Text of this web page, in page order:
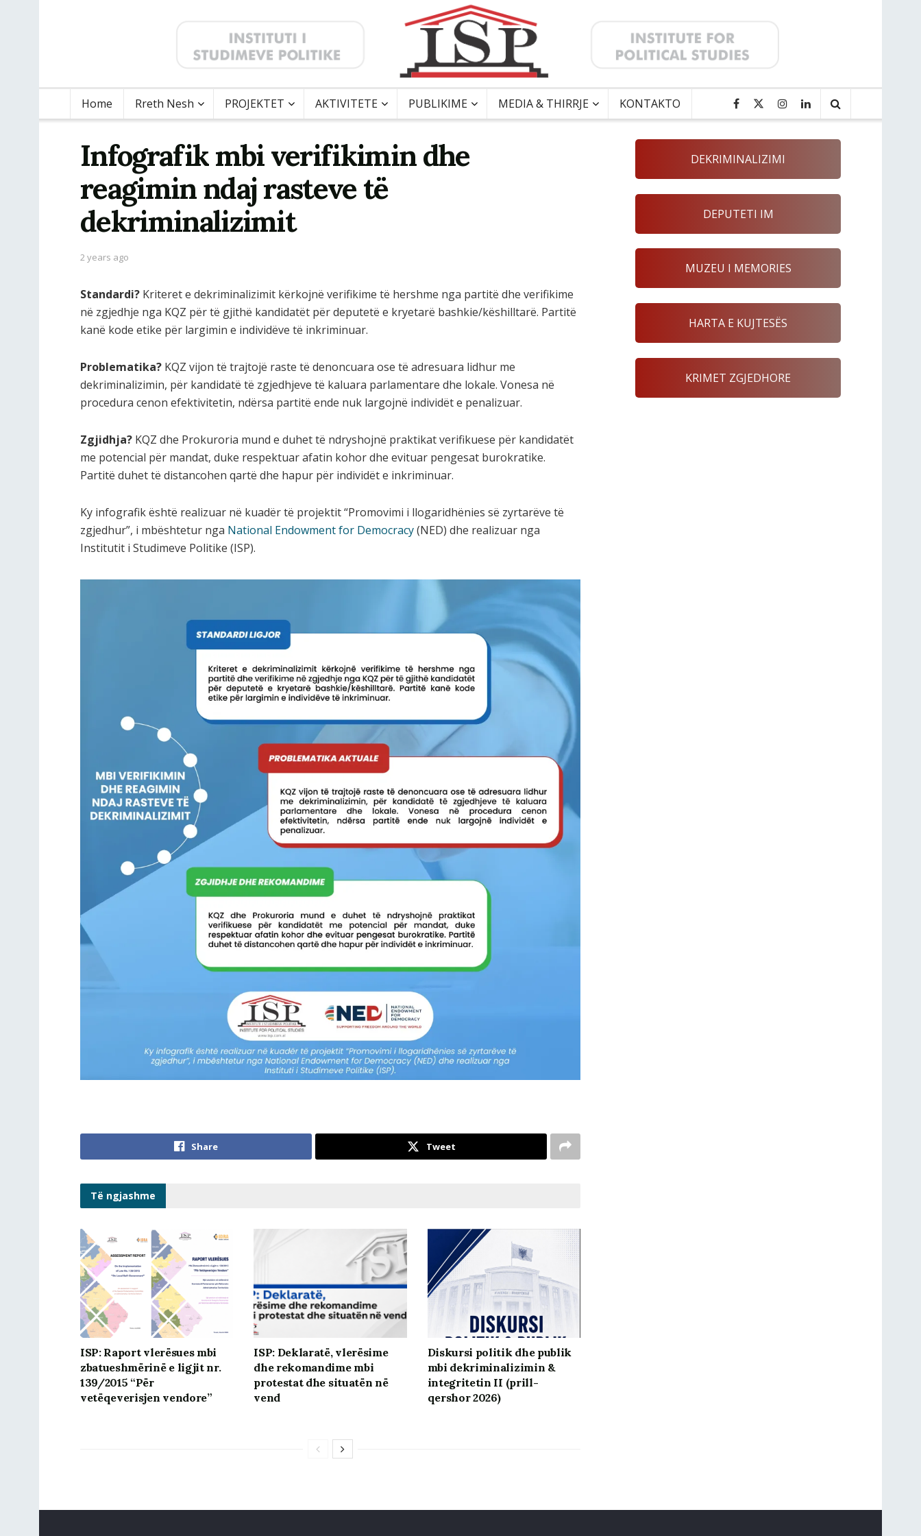
Home Rreth Nesh PROJEKTET AKTIVITETE PUBLIKIME MEDIA & THIRRJE KONTAKTO
Infografik mbi verifikimin dhe
reagimin ndaj rasteve të
dekriminalizimit
2 years ago
Standardi? Kriteret e dekriminalizimit kërkojnë verifikime të hershme nga partitë dhe verifikime
në zgjedhje nga KQZ për të gjithë kandidatët për deputetë e kryetarë bashkie/këshilltarë. Partitë
kanë kode etike për largimin e individëve të inkriminuar.
Problematika? KQZ vijon të trajtojë raste të denoncuara ose të adresuara lidhur me
dekriminalizimin, për kandidatë të zgjedhjeve të kaluara parlamentare dhe lokale. Vonesa në
procedura cenon efektivitetin, ndërsa partitë ende nuk largojnë individët e penalizuar.
Zgjidhja? KQZ dhe Prokuroria mund e duhet të ndryshojnë praktikat verifikuese për kandidatët
me potencial për mandat, duke respektuar afatin kohor dhe evituar pengesat burokratike.
Partitë duhet të distancohen qartë dhe hapur për individët e inkriminuar.
Ky infografik është realizuar në kuadër të projektit “Promovimi i llogaridhënies së zyrtarëve të
zgjedhur”, i mbështetur nga National Endowment for Democracy(NED) dhe realizuar nga
Institutit i Studimeve Politike (ISP).
Share Tweet
Të ngjashme
ISP: Raport vlerësues mbi
zbatueshmërinë e ligjit nr.
139/2015 “Për
vetëqeverisjen vendore”
ISP: Deklaratë, vlerësime
dhe rekomandime mbi
protestat dhe situatën në
vend
Diskursi politik dhe publik
mbi dekriminalizimin &
integritetin II (prill-
qershor 2026)
DEKRIMINALIZIMI
DEPUTETI IM
MUZEU I MEMORIES
HARTA E KUJTESËS
KRIMET ZGJEDHORE